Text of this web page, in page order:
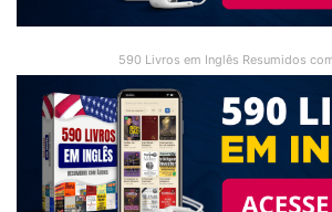
590 Livros em Inglês Resumidos